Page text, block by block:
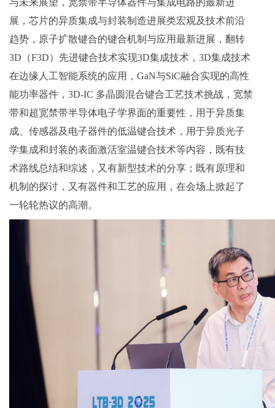
与未来展望，宽禁带半导体器件与集成电路的最新进
展，芯片的异质集成与封装制造进展类宏观及技术前沿
趋势，原子扩散键合的键合机制与应用最新进展，翻转
3D（F3D）先进键合技术实现3D集成技术，3D集成技术
在边缘人工智能系统的应用，GaN与SiC融合实现的高性
能功率器件，3D-IC 多晶圆混合键合工艺技术挑战，宽禁
带和超宽禁带半导体电子学界面的重要性，用于异质集
成、传感器及电子器件的低温键合技术，用于异质光子
学集成和封装的表面激活室温键合技术等内容，既有技
术路线总结和综述，又有新型技术的分享；既有原理和
机制的探讨，又有器件和工艺的应用，在会场上掀起了
一轮轮热议的高潮。